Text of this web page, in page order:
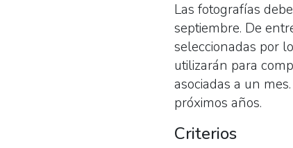
Las fotografías
septiembre. De
seleccionadas por
utilizarán para
asociadas a un
próximos años.
Criterios